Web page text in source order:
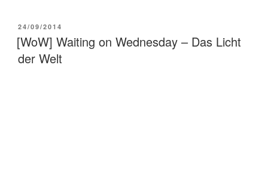
VERÖFFENTLICHT
AM
24/09/2014
[WoW] Waiting on Wednesday – Das Licht
der Welt